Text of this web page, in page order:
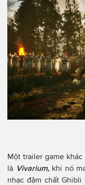
Một trailer game
là Vivarium, khi nó
nhạc đậm chất